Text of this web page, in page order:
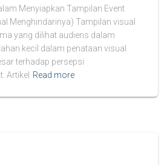
Menyiapkan Tampilan Event
Menghindarinya) Tampilan visual
yang dilihat audiens dalam
kecil dalam penataan visual
terhadap persepsi
Artikel Read more